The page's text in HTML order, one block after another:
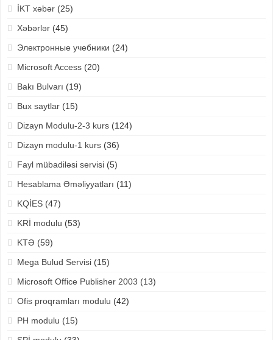
İKT xəbər(25)
Xəbərlər(45)
Электронные учебники (24)
Microsoft Access(20)
Bakı Bulvarı (19)
Bux saytlar(15)
Dizayn Modulu-2-3 kurs(124)
Dizayn modulu-1 kurs(36)
Fayl mübadiləsi servisi(5)
Hesablama Əməliyyatları (11)
KQİES(47)
KRİ modulu (53)
KTƏ (59)
Mega Bulud Servisi(15)
Microsoft Office Publisher 2003 (13)
Ofis proqramları modulu (42)
PH modulu (15)